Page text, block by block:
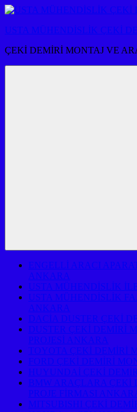
İçeriğe
USTA MÜHENDİSLİK ÇEKİ
ÇEKİ DEMİRİ MONTAJ VE
ENGELLİ ARACI
ANKARA
USTA MÜHENDİSLİK
USTA MÜHENDİSLİK
ANKARA
DACİA DUSTER ÇEKİ
DUSTER ÇEKİ DEMİRİ
PROJESİ ANKARA
TOYOTA ÇEKİ DEMİRİ
FORD ÇEKİ DEMİRİ
HUYUNDAİ ÇEKİ
BMW ARAÇLARA ÇEKİ
PROJE FİRMASI
MITSUBISHI ÇEKİ